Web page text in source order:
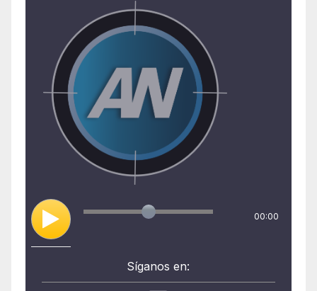
00:00
Síganos en: